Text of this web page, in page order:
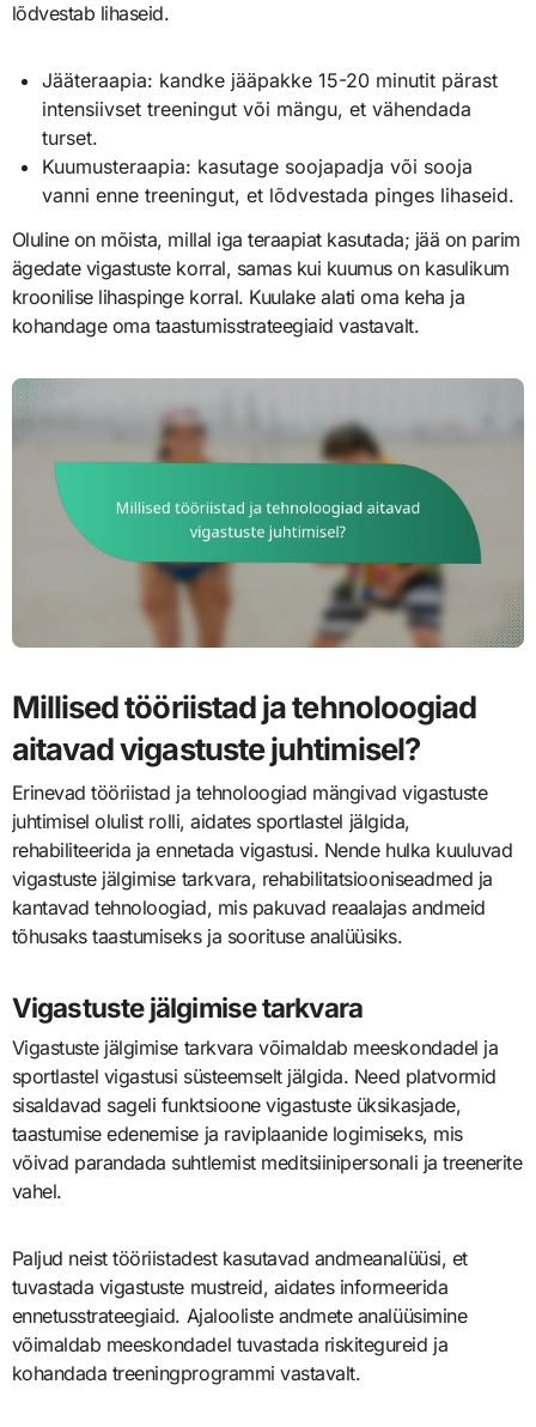
lõdvestab lihaseid.
Jääteraapia: kandke jääpakke 15-20 minutit pärast
intensiivset treeningut või mängu, et vähendada
turset.
Kuumusteraapia: kasutage soojapadja või sooja
vanni enne treeningut, et lõdvestada pinges lihaseid.
Oluline on mõista, millal iga teraapiat kasutada; jää on parim
ägedate vigastuste korral, samas kui kuumus on kasulikum
kroonilise lihaspinge korral. Kuulake alati oma keha ja
kohandage oma taastumisstrateegiaid vastavalt.
Millised tööriistad ja tehnoloogiad
aitavad vigastuste juhtimisel?
Erinevad tööriistad ja tehnoloogiad mängivad vigastuste
juhtimisel olulist rolli, aidates sportlastel jälgida,
rehabiliteerida ja ennetada vigastusi. Nende hulka kuuluvad
vigastuste jälgimise tarkvara, rehabilitatsiooniseadmed ja
kantavad tehnoloogiad, mis pakuvad reaalajas andmeid
tõhusaks taastumiseks ja soorituse analüüsiks.
Vigastuste jälgimise tarkvara
Vigastuste jälgimise tarkvara võimaldab meeskondadel ja
sportlastel vigastusi süsteemselt jälgida. Need platvormid
sisaldavad sageli funktsioone vigastuste üksikasjade,
taastumise edenemise ja raviplaanide logimiseks, mis
võivad parandada suhtlemist meditsiinipersonali ja treenerite
vahel.
Paljud neist tööriistadest kasutavad andmeanalüüsi, et
tuvastada vigastuste mustreid, aidates informeerida
ennetusstrateegiaid. Ajalooliste andmete analüüsimine
võimaldab meeskondadel tuvastada riskitegureid ja
kohandada treeningprogrammi vastavalt.